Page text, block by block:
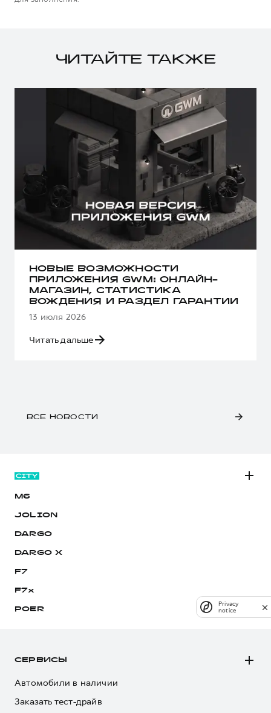
ЧИТАЙТЕ ТАКЖЕ
НОВЫЕ ВОЗМОЖНОСТИ
ПРИЛОЖЕНИЯ GWM: ОНЛАЙН-
МАГАЗИН, СТАТИСТИКА
ВОЖДЕНИЯ И РАЗДЕЛ ГАРАНТИИ
13 июля 2026
Читать дальше
ВСЕ НОВОСТИ
M6
JOLION
DARGO
DARGO Х
F7
F7x
POER
СЕРВИСЫ
Автомобили в наличии
Заказать тест-драйв
Privacy
notice